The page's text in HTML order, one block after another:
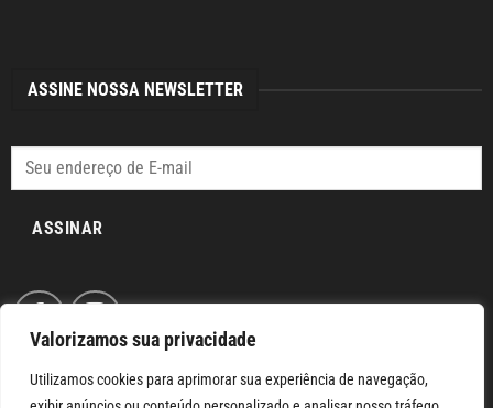
Valorizamos sua privacidade
Utilizamos cookies para aprimorar sua experiência de navegação,
ASSINE NOSSA NEWSLETTER
ASSINAR